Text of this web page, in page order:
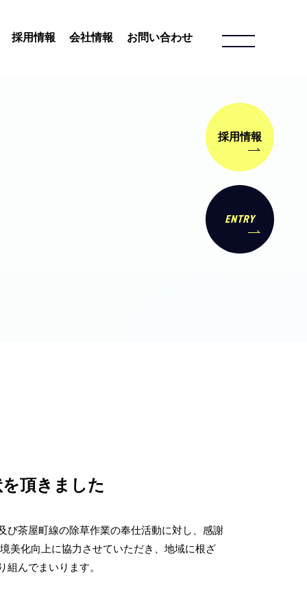
採用情報
ENTRY
採用情報 会社情報 お問い合わせ
頂きました
び茶屋町線の除草作業の奉仕活動に対し、感謝
美化向上に協力させていただき、地域に根ざ
んでまいります。